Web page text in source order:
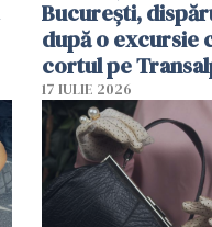
București,
după o excursie
cortul pe
Poliția și familia
17 IULIE 2026